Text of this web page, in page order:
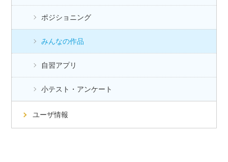
ポジショニング
みんなの作品
自習アプリ
小テスト・アンケート
ユーザ情報